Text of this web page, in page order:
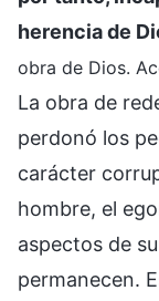
herencia de
obra de Dios.
La obra de
perdonó los
carácter
hombre, el
aspectos de
permanecen.